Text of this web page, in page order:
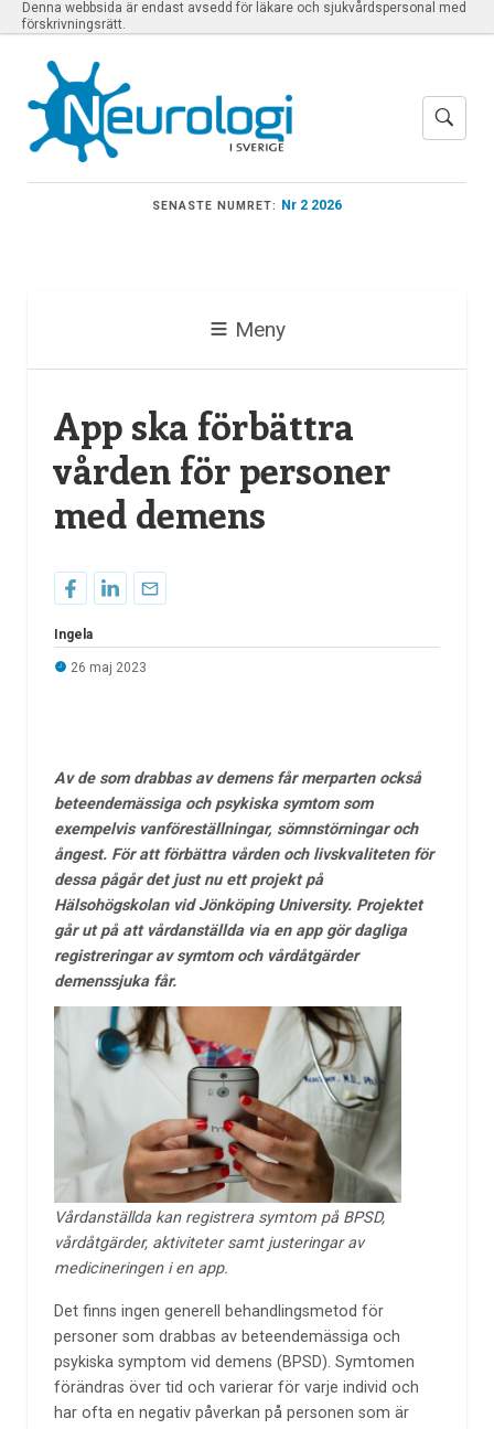
Denna webbsida är endast avsedd för läkare och sjukvårdspersonal med
förskrivningsrätt.
SENASTE NUMRET: Nr 2 2026
Meny
App ska förbättra
vården för personer
med demens
Ingela
26 maj 2023
Av de som drabbas av demens får merparten också
beteendemässiga och psykiska symtom som
exempelvis vanföreställningar, sömnstörningar och
ångest. För att förbättra vården och livskvaliteten för
dessa pågår det just nu ett projekt på
Hälsohögskolan vid Jönköping University. Projektet
går ut på att vårdanställda via en app gör dagliga
registreringar av symtom och vårdåtgärder
demenssjuka får.
Vårdanställda kan registrera symtom på BPSD,
vårdåtgärder, aktiviteter samt justeringar av
medicineringen i en app.
Det finns ingen generell behandlingsmetod för
personer som drabbas av beteendemässiga och
psykiska symptom vid demens (BPSD). Symtomen
förändras över tid och varierar för varje individ och
har ofta en negativ påverkan på personen som är